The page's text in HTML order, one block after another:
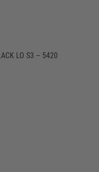
LO S3 – 5420